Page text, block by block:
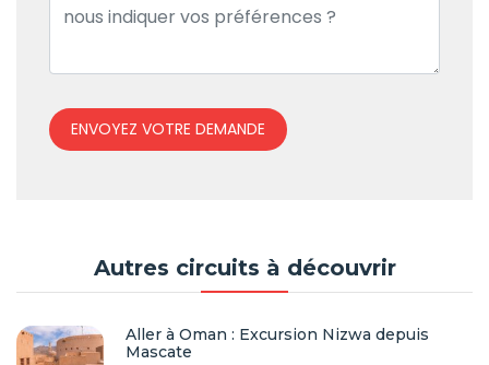
ENVOYEZ VOTRE DEMANDE
Autres circuits à découvrir
Aller à Oman : Excursion Nizwa depuis
Mascate